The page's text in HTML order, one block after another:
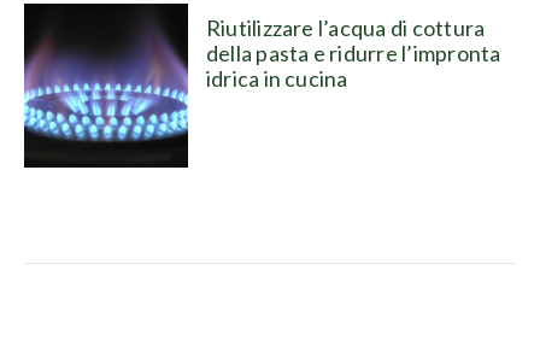
Riutilizzare l’acqua di cottura
della pasta e ridurre l’impronta
idrica in cucina